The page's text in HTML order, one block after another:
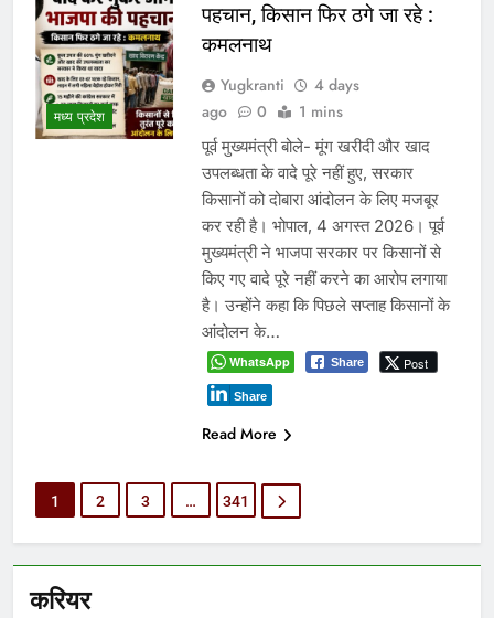
करियर
मध्य प्रदेश
पहचान, किसान फिर ठगे जा रहे :
कमलनाथ
Yugkranti
4 days
ago
0 1 mins
पूर्व मुख्यमंत्री बोले- मूंग खरीदी और खाद
उपलब्धता के वादे पूरे नहीं हुए, सरकार
किसानों को दोबारा आंदोलन के लिए मजबूर
कर रही है। भोपाल, 4 अगस्त 2026। पूर्व
मुख्यमंत्री ने भाजपा सरकार पर किसानों से
किए गए वादे पूरे नहीं करने का आरोप लगाया
है। उन्होंने कहा कि पिछले सप्ताह किसानों के
आंदोलन के…
WhatsApp Share Post
Share
Read More
1 2 3 … 341